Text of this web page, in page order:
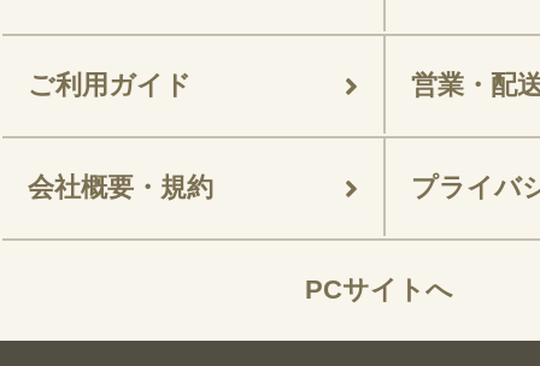
ご利用ガイド 営業・配
会社概要・規約 プライバ
PCサイトへ